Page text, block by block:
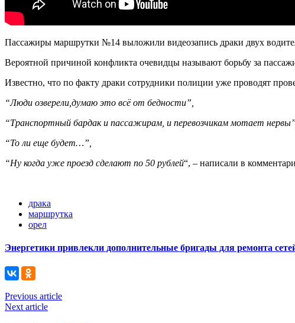
Пассажиры маршрутки №14 выложили видеозапись драки двух
Вероятной причиной конфликта очевидцы называют борьбу за
Известно, что по факту драки сотрудники полиции уже проводят
“Люди озверели,думаю это всё от бедности”,
“Транспортный бардак и пассажирам, и перевозчикам мотает нервы”,
“То ли еще будет…”,
“Ну когда уже проезд сделают по 50 рублей“, – написали в
драка
маршрутка
орел
Энергетики привлекли дополнительные бригады для ремонта
Previous article
Next article